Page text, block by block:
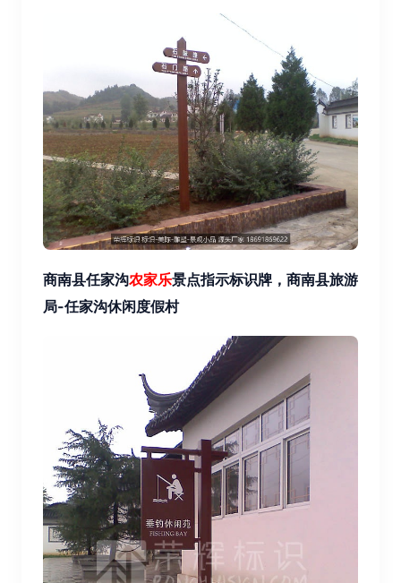
商南县任家沟农家乐景点指示标识牌，商南县旅游
局-任家沟休闲度假村